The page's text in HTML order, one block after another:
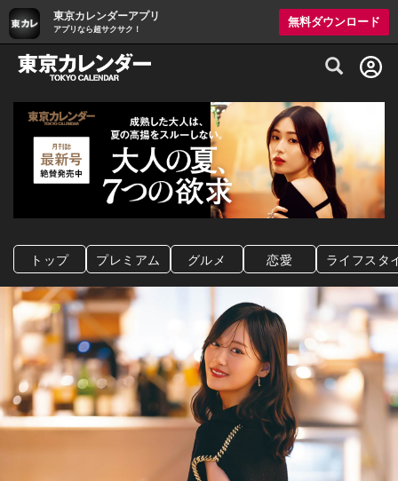
東京カレンダーアプリ
アプリなら超サクサク！
無料ダウンロード
グルメ情報・プレミアムレストラン予約
トップ プレミアム グルメ 恋愛 ライフスタ